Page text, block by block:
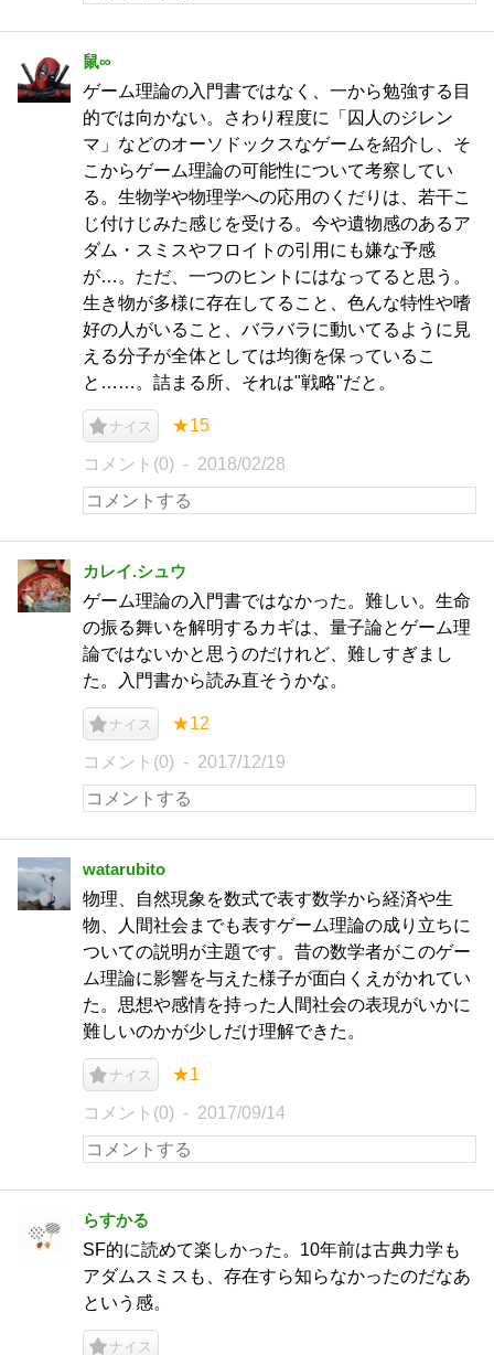
鼠∞
ゲーム理論の入門書ではなく、一から勉強する目
的では向かない。さわり程度に「囚人のジレン
マ」などのオーソドックスなゲームを紹介し、そ
こからゲーム理論の可能性について考察してい
る。生物学や物理学への応用のくだりは、若干こ
じ付けじみた感じを受ける。今や遺物感のあるア
ダム・スミスやフロイトの引用にも嫌な予感
が…。ただ、一つのヒントにはなってると思う。
生き物が多様に存在してること、色んな特性や嗜
好の人がいること、バラバラに動いてるように見
える分子が全体としては均衡を保っているこ
と……。詰まる所、それは"戦略"だと。
ナイス ★15
コメント(0) 2018/02/28
カレイ.シュウ
ゲーム理論の入門書ではなかった。難しい。生命
の振る舞いを解明するカギは、量子論とゲーム理
論ではないかと思うのだけれど、難しすぎまし
た。入門書から読み直そうかな。
ナイス ★12
コメント(0) 2017/12/19
watarubito
物理、自然現象を数式で表す数学から経済や生
物、人間社会までも表すゲーム理論の成り立ちに
ついての説明が主題です。昔の数学者がこのゲー
ム理論に影響を与えた様子が面白くえがかれてい
た。思想や感情を持った人間社会の表現がいかに
難しいのかが少しだけ理解できた。
ナイス ★1
コメント(0) 2017/09/14
らすかる
SF的に読めて楽しかった。10年前は古典力学も
アダムスミスも、存在すら知らなかったのだなあ
という感。
ナイス